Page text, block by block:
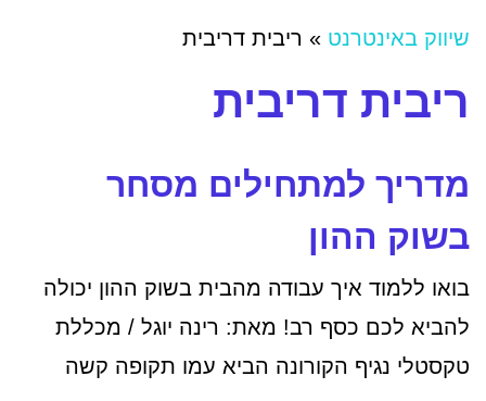
שיווק באינטרנט » ריבית דריבית
ריבית דריבית
מדריך למתחילים מסחר
בשוק ההון
בואו ללמוד איך עבודה מהבית בשוק ההון יכולה
להביא לכם כסף רב! מאת: רינה יוגל / מכללת
טקסטלי נגיף הקורונה הביא עמו תקופה קשה